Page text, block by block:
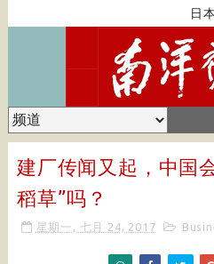
日本
建厂传闻又起，中国
稻草”吗？
星期一, 七月 24, 2017